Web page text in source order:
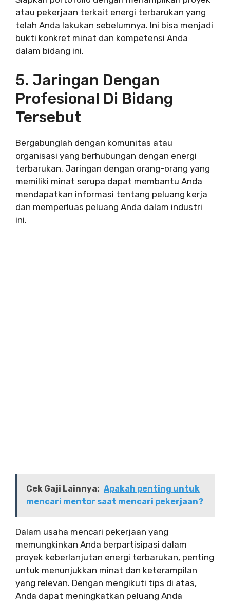
atau pekerjaan terkait energi terbarukan yang
telah Anda lakukan sebelumnya. Ini bisa menjadi
bukti konkret minat dan kompetensi Anda
dalam bidang ini.
5. Jaringan Dengan
Profesional Di Bidang
Tersebut
Bergabunglah dengan komunitas atau
organisasi yang berhubungan dengan energi
terbarukan. Jaringan dengan orang-orang yang
memiliki minat serupa dapat membantu Anda
mendapatkan informasi tentang peluang kerja
dan memperluas peluang Anda dalam industri
ini.
Cek Gaji Lainnya: Apakah penting untuk
mencari mentor saat mencari pekerjaan?
Dalam usaha mencari pekerjaan yang
memungkinkan Anda berpartisipasi dalam
proyek keberlanjutan energi terbarukan, penting
untuk menunjukkan minat dan keterampilan
yang relevan. Dengan mengikuti tips di atas,
Anda dapat meningkatkan peluang Anda